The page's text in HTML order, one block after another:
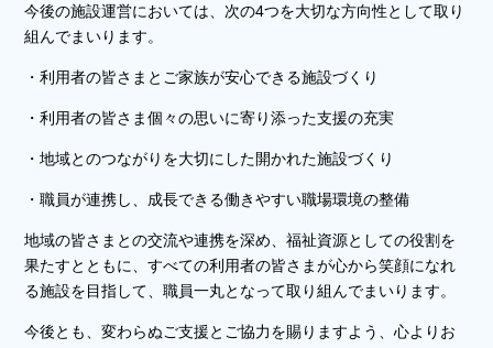
今後の施設運営においては、次の4つを大切な方向性として取り
組んでまいります。
・利用者の皆さまとご家族が安心できる施設づくり
・利用者の皆さま個々の思いに寄り添った支援の充実
・地域とのつながりを大切にした開かれた施設づくり
・職員が連携し、成長できる働きやすい職場環境の整備
地域の皆さまとの交流や連携を深め、福祉資源としての役割を
果たすとともに、すべての利用者の皆さまが心から笑顔になれ
る施設を目指して、職員一丸となって取り組んでまいります。
今後とも、変わらぬご支援とご協力を賜りますよう、心よりお